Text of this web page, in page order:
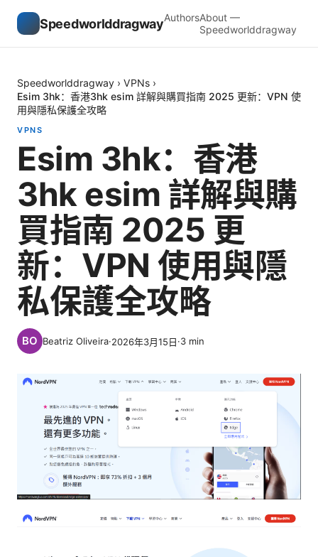
SpeedworlddragwayAuthorsAbout —
Speedworlddragway
Speedworlddragway › VPNs ›
Esim 3hk：香港3hk esim 詳解與購買指南 2025 更新：VPN 使
用與隱私保護全攻略
VPNS
Esim 3hk：香港
3hk esim 詳解與購
買指南 2025 更
新：VPN 使用與隱
私保護全攻略
Beatriz Oliveira·2026年3月15日·3 min